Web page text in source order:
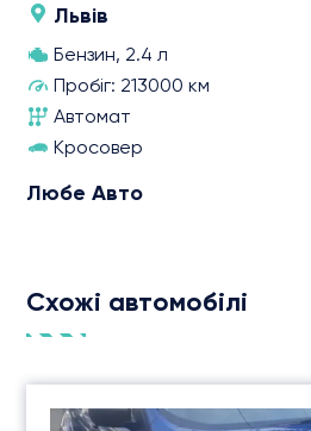
Львів
Бензин, 2.4 л
Пробіг: 213000 км
Автомат
Кросовер
Любе Авто
Схожі автомобілі